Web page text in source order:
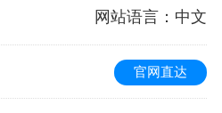
网站语言 ：中文
官网直达